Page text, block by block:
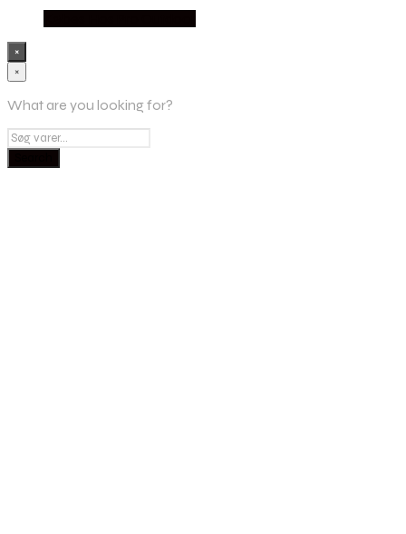
×
×
What are you looking for?